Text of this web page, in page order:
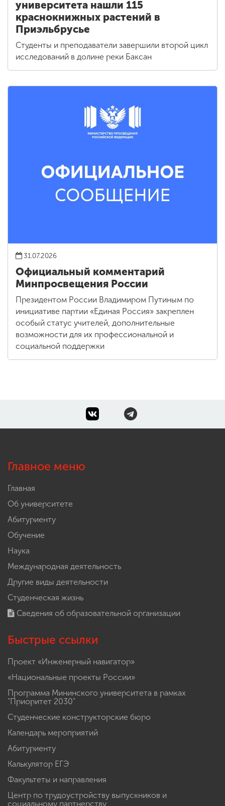
университета нашли 115
краснокнижных растений в
Приэльбрусье
Студенты и преподаватели завершили второй цикл
исследований в долине реки Баксан
31.07.2026
Официальный комментарий
Минпросвещения России
Президентом России Владимиром Путиным по
инициативе партии «Единая Россия» закреплен
особый статус учителей, дополнительные
возможности для их профессиональной и
социальной поддержки
Главное меню
Главная
Об университете
Абитуриенту
Обучение
Наука
Международная деятельность
Другие виды деятельности
Студенческая жизнь
Сведения об образовательной организации
Быстрые ссылки
Проект «Инженерный навигатор»
«Национальные проекты России»
Программа Мининского университета в рамках
"Приоритет 2030"
Студенческие конструкторские бюро
Календарь мероприятий
Абитуриенту
Калькулятор ЕГЭ
Факультеты и направления
Центр по трудоустройству выпускников и
социальному партнерству